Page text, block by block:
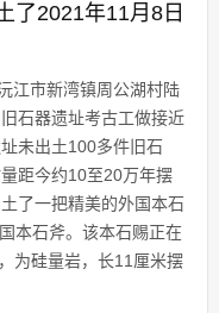
了2021年11月8日
江市新湾镇周公湖村陆
石器遗址考古工做接近
未出土100多件旧石
距今约10至20万年摆
了一把精美的外国本石
本石斧。该本石赐正在
为硅量岩，长11厘米摆